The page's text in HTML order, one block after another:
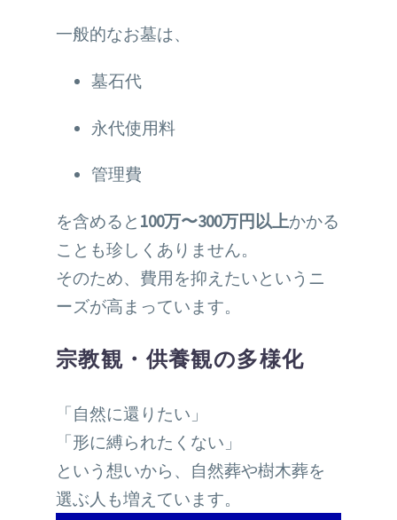
一般的なお墓は、
墓石代
永代使用料
管理費
を含めると 100万〜300万円以上かかる
ことも珍しくありません。
そのため、費用を抑えたいというニ
ーズが高まっています。
宗教観・供養観の多様化
「自然に還りたい」
「形に縛られたくない」
という想いから、自然葬や樹木葬を
選ぶ人も増えています。